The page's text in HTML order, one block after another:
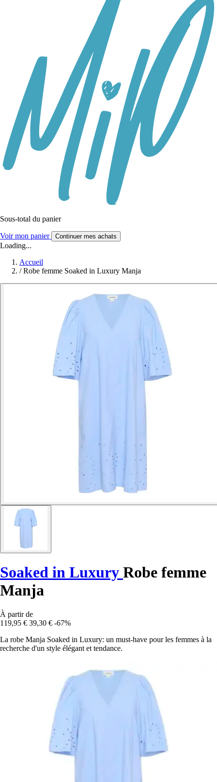
Sous-total du panier
Voir mon panier Continuer mes achats
Loading...
Accueil
/ Robe femme Soaked in Luxury Manja
Soaked in Luxury Robe femme
Manja
À partir de
119,95 € 39,30 € -67%
La robe Manja Soaked in Luxury: un must-have pour les femmes à la
recherche d'un style élégant et tendance.